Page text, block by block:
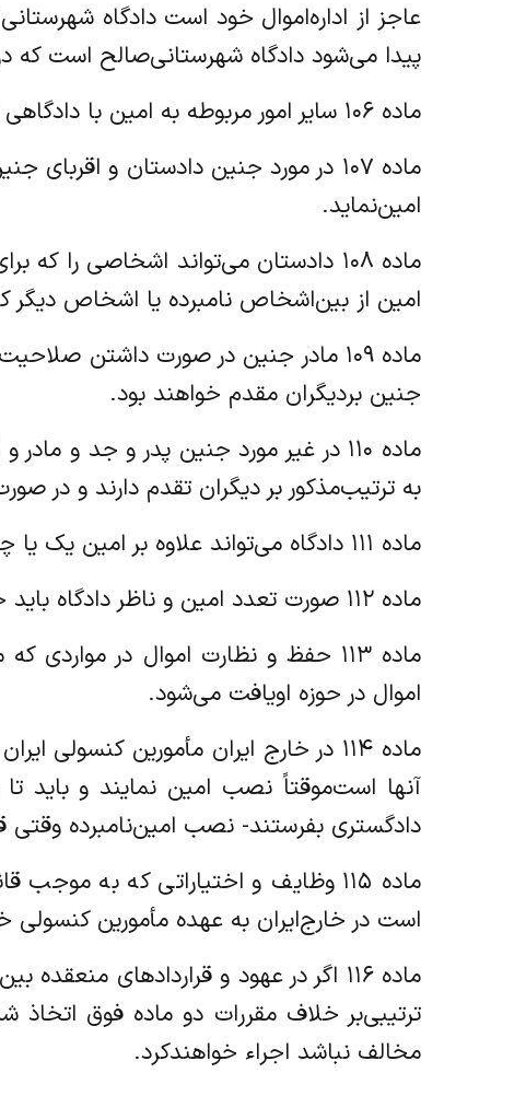
عاجز از اداره‌اموال خود است دادگاه
پیدا می‌شود دادگاه شهرستانی‌صالح است که
‌ماده ۱۰۶ سایر امور مربوطه به امین با دادگاهی است که امین را تعیین کرده است.
‌ماده ۱۰۷ در مورد جنین دادستان و
امین‌نماید.
‌ماده ۱۰۸ دادستان می‌تواند اشخاصی
امین از بین‌اشخاص نامبرده یا اشخاص
‌ماده ۱۰۹ مادر جنین در صورت داشتن
جنین بر‌دیگران مقدم خواهند بود.
‌ماده ۱۱۰ در غیر مورد جنین پدر و جد
به ترتیب‌مذکور بر دیگران تقدم دارند و در
‌ماده ۱۱۱ دادگاه می‌تواند علاوه بر امین یک یا چند نفر را به عنوان ناظر معین نماید.
‌ماده ۱۱۲ صورت تعدد امین و ناظر دادگاه باید حدود اختیارات آنها را معین نماید و نیز می‌تواند وظایف امناء متعدد را تفکیک کند.
‌ماده ۱۱۳ حفظ و نظارت اموال در
اموال در حوزه او‌یافت می‌شود.
‌ماده ۱۱۴ در خارج ایران مأمورین
آنها است‌موقتاً نصب امین نمایند و باید
دادگستری بفرستند- نصب امین‌نامبرده وقتی
‌ماده ۱۱۵ وظایف و اختیاراتی که به
است در خارج‌ایران به عهده مأمورین کنسولی
‌ماده ۱۱۶ اگر در عهود و قراردادهای
ترتیبی‌بر خلاف مقررات دو ماده فوق اتخاذ
مخالف نباشد اجراء خواهند‌کرد.